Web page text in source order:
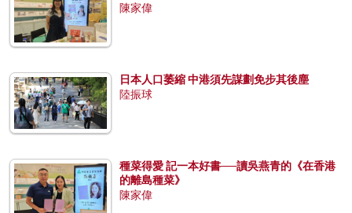
陳家偉
日本人口萎縮 中港須先謀劃免步其後塵
陸振球
種菜得愛 記一本好書──讀吳燕青的《在香港
的離島種菜》
陳家偉